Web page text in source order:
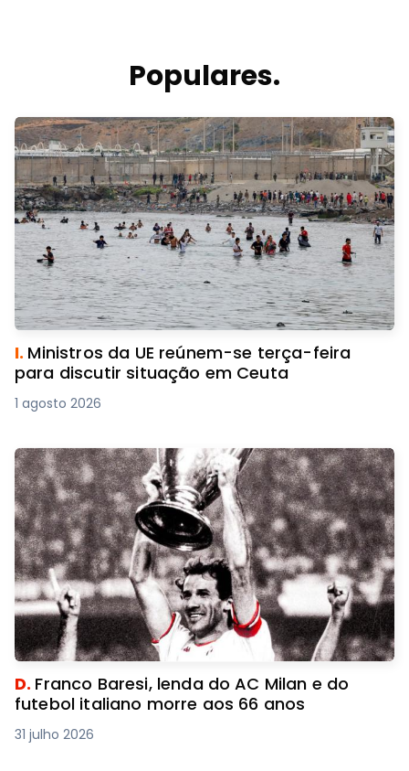
Populares.
I. Ministros da UE reúnem-se terça-feira
para discutir situação em Ceuta
1 agosto 2026
D. Franco Baresi, lenda do AC Milan e do
futebol italiano morre aos 66 anos
31 julho 2026